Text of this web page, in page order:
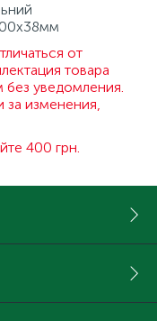
от
товара
без уведомления.
за изменения,
400 грн.